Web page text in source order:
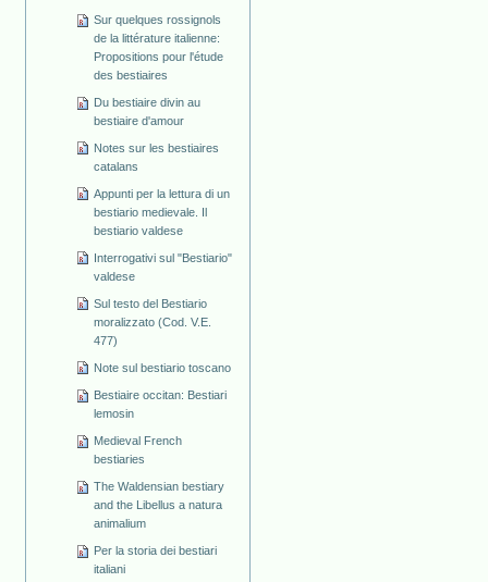
Sur quelques rossignols
de la littérature italienne:
Propositions pour l'étude
des bestiaires
Du bestiaire divin au
bestiaire d'amour
Notes sur les bestiaires
catalans
Appunti per la lettura di un
bestiario medievale. Il
bestiario valdese
Interrogativi sul "Bestiario"
valdese
Sul testo del Bestiario
moralizzato (Cod. V.E.
477)
Note sul bestiario toscano
Bestiaire occitan: Bestiari
lemosin
Medieval French
bestiaries
The Waldensian bestiary
and the Libellus a natura
animalium
Per la storia dei bestiari
italiani